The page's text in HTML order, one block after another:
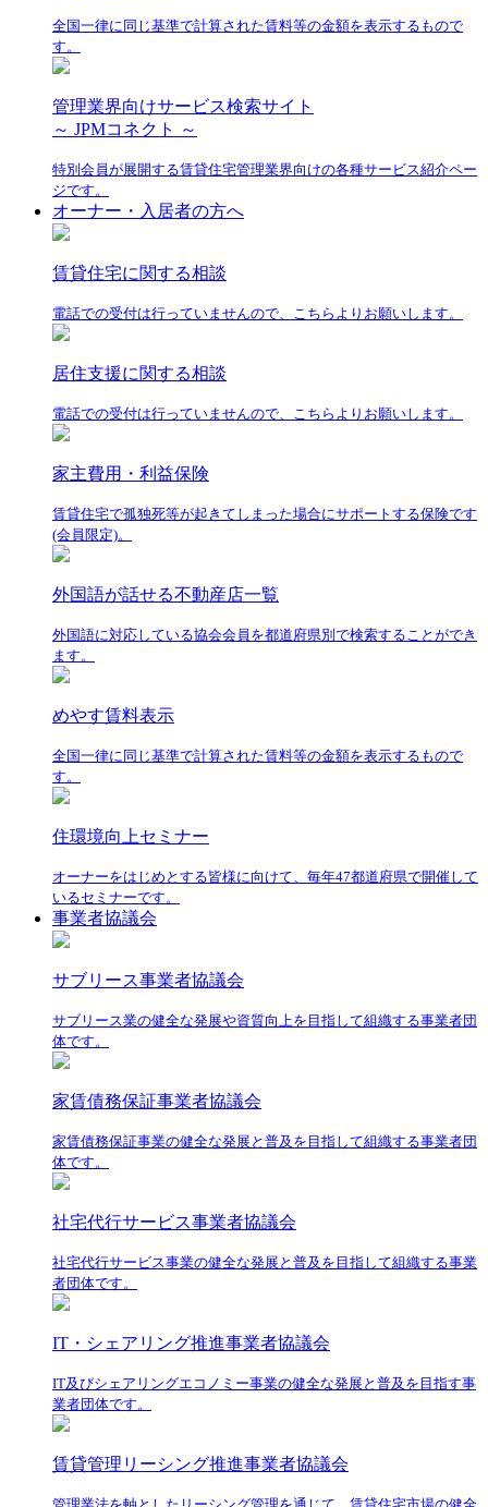
全国一律に同じ基準で計算された賃料等の金額を表示するもので
す。
管理業界向けサービス検索サイト
～ JPMコネクト ～
特別会員が展開する賃貸住宅管理業界向けの各種サービス紹介ペー
ジです。
オーナー・入居者の方へ
賃貸住宅に関する相談
電話での受付は行っていませんので、こちらよりお願いします。
居住支援に関する相談
電話での受付は行っていませんので、こちらよりお願いします。
家主費用・利益保険
賃貸住宅で孤独死等が起きてしまった場合にサポートする保険です
(会員限定)。
外国語が話せる不動産店一覧
外国語に対応している協会会員を都道府県別で検索することができ
ます。
めやす賃料表示
全国一律に同じ基準で計算された賃料等の金額を表示するもので
す。
住環境向上セミナー
オーナーをはじめとする皆様に向けて、毎年47都道府県で開催して
いるセミナーです。
事業者協議会
サブリース事業者協議会
サブリース業の健全な発展や資質向上を目指して組織する事業者団
体です。
家賃債務保証事業者協議会
家賃債務保証事業の健全な発展と普及を目指して組織する事業者団
体です。
社宅代行サービス事業者協議会
社宅代行サービス事業の健全な発展と普及を目指して組織する事業
者団体です。
IT・シェアリング推進事業者協議会
IT及びシェアリングエコノミー事業の健全な発展と普及を目指す事
業者団体です。
賃貸管理リーシング推進事業者協議会